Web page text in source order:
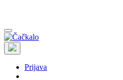
Prijava